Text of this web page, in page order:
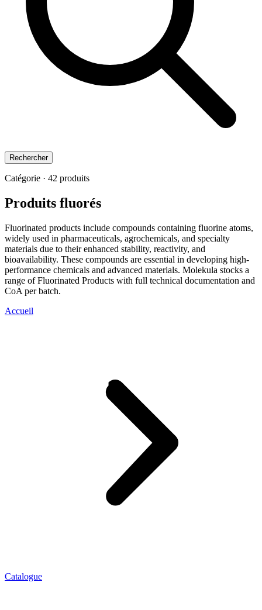
Rechercher
Catégorie · 42 produits
Produits fluorés
Fluorinated products include compounds containing fluorine atoms,
widely used in pharmaceuticals, agrochemicals, and specialty
materials due to their enhanced stability, reactivity, and
bioavailability. These compounds are essential in developing high-
performance chemicals and advanced materials. Molekula stocks a
range of Fluorinated Products with full technical documentation and
CoA per batch.
Accueil
Catalogue